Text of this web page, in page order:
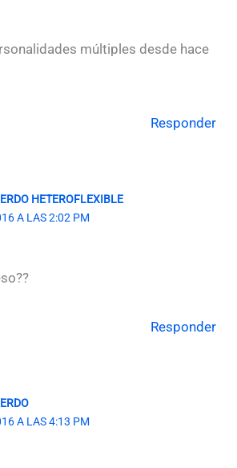
múltiples desde hace
Responder
HETEROFLEXIBLE
A LAS 2:02 PM
Responder
A LAS 4:13 PM